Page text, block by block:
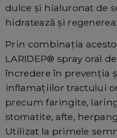
dulce și hialuronat de
hidratează și
Prin combinația
LARIDEP® spray oral
încredere în prevenția
inflamațiilor tractului
precum faringite,
stomatite, afte,
Utilizat la primele